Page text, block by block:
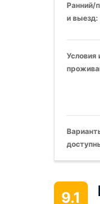
Ранний/
и выезд:
Условия
9.1